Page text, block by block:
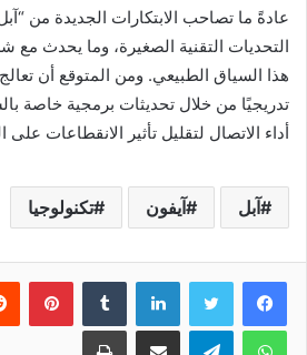
عادةً ما تصاحب الابتكارات الجديدة من
هذا السياق الطبيعي. ومن المتوقع أن
تدريجيًا من خلال تحديثات برمجية خاصة
أداء الاتصال لتقليل تأثير الانقطاعات
آبل آيفون تكنولوجيا
فيسبوك تويتر لينكدإن
واتساب تيلقرام مشاركة عبر البريد طباعة